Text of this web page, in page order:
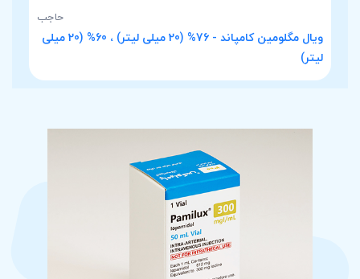
حاجب
ویال مگلومین کامپاند - 76% (20 میلی لیتر) ، 60% (20 میلی
لیتر)